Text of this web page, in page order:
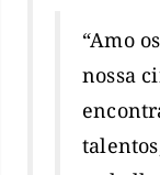
“Amo
nossa